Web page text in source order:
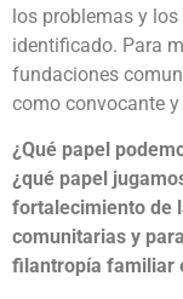
los problemas y
identificado. Para
fundaciones
como convocante
¿Qué papel
¿qué papel
fortalecimiento de
comunitarias y
filantropía familiar